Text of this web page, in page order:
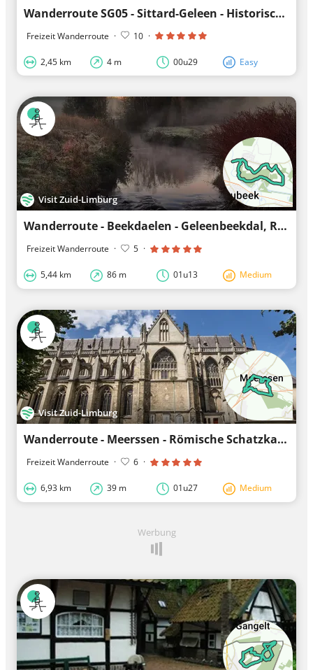
Wanderroute SG05 - Sittard-Geleen - Historischer Stadtgang Sittard
Freizeit Wanderroute · 10 ·
2,45 km 4 m 00u29 Easy
Visit Zuid-Limburg
Wanderroute - Beekdaelen - Geleenbeekdal, Runde Stammenderbos
Freizeit Wanderroute · 5 ·
5,44 km 86 m 01u13 Medium
Visit Zuid-Limburg
Wanderroute - Meerssen - Römische Schatzkammer von Meerssen
Freizeit Wanderroute · 6 ·
6,93 km 39 m 01u27 Medium
Werbung